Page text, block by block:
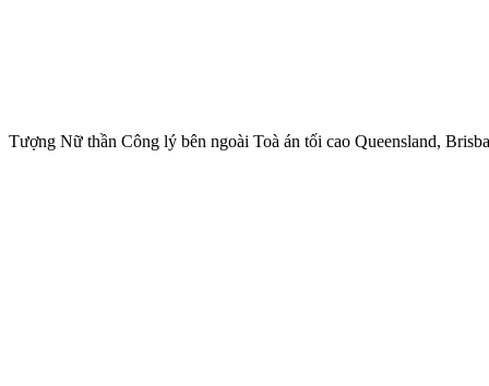
Tượng Nữ thần Công lý bên ngoài Toà án tối cao Queensland,